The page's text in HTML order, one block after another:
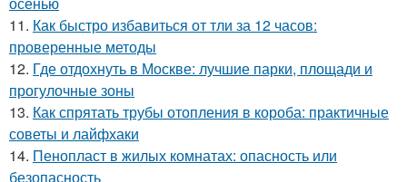
11. Как быстро избавиться от тли за 12 часов:
проверенные методы
12. Где отдохнуть в Москве: лучшие парки, площади и
прогулочные зоны
13. Как спрятать трубы отопления в короба: практичные
советы и лайфхаки
14. Пенопласт в жилых комнатах: опасность или
безопасность